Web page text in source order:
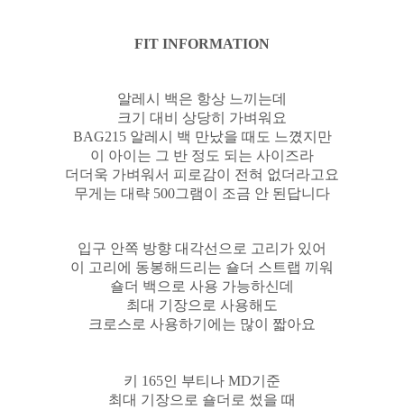
FIT INFORMATION
알레시 백은 항상 느끼는데
크기 대비 상당히 가벼워요
BAG215 알레시 백 만났을 때도 느꼈지만
이 아이는 그 반 정도 되는 사이즈라
더더욱 가벼워서 피로감이 전혀 없더라고요
무게는 대략 500그램이 조금 안 된답니다
입구 안쪽 방향 대각선으로 고리가 있어
이 고리에 동봉해드리는 숄더 스트랩 끼워
숄더 백으로 사용 가능하신데
최대 기장으로 사용해도
크로스로 사용하기에는 많이 짧아요
키 165인 부티나 MD기준
최대 기장으로 숄더로 썼을 때